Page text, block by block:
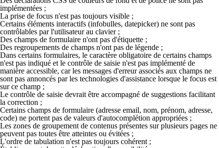
implémentées ;
La prise de focus n'est pas toujours visible ;
Certains éléments interactifs (infobulles, datepicker) ne sont pas
contrôlables par l'utilisateur au clavier ;
Des champs de formulaire n'ont pas d'étiquette ;
Des regroupements de champs n'ont pas de légende ;
Dans certains formulaires, le caractère obligatoire de certains champs
n'est pas indiqué et le contrôle de saisie n'est pas implémenté de
manière accessible, car les messages d'erreur associés aux champs ne
sont pas annoncés par les technologies d'assistance lorsque le focus est
sur ce champ ;
Le contrôle de saisie devrait être accompagné de suggestions facilitant
la correction ;
Certains champs de formulaire (adresse email, nom, prénom, adresse,
code) ne portent pas de valeurs d'autocomplétion appropriées ;
Les zones de groupement de contenus présentes sur plusieurs pages ne
peuvent pas toutes être atteintes ou évitées ;
L'ordre de tabulation n'est pas toujours cohérent ;